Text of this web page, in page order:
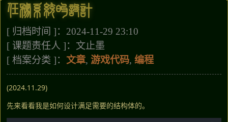
任务系统的设计
[ 归档时间 ]：2024-11-29 23:10
[ 课题责任人 ]：文止墨
[ 档案分类 ]： 文章, 游戏代码, 编程
(2024.11.29)
先来看看我是如何设计满足需要的结构体的。